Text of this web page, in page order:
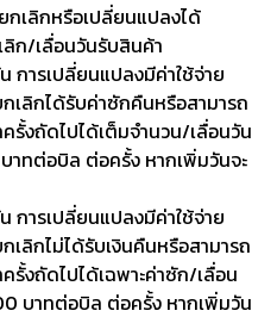
กเลิกหรือเปลี่ยนแปลงได้
ก/เลื่อนวันรับสินค้า
การเปลี่ยนแปลงมีค่าใช้จ่าย
ลิกได้รับค่าซักคืนหรือสามารถ
ครั้งถัดไปได้เต็มจำนวน/เลื่อนวัน
าทต่อบิล ต่อครั้ง หากเพิ่มวันจะ
การเปลี่ยนแปลงมีค่าใช้จ่าย
ลิกไม่ได้รับเงินคืนหรือสามารถ
ครั้งถัดไปได้เฉพาะค่าซัก/เลื่อน
บาทต่อบิล ต่อครั้ง หากเพิ่มวัน